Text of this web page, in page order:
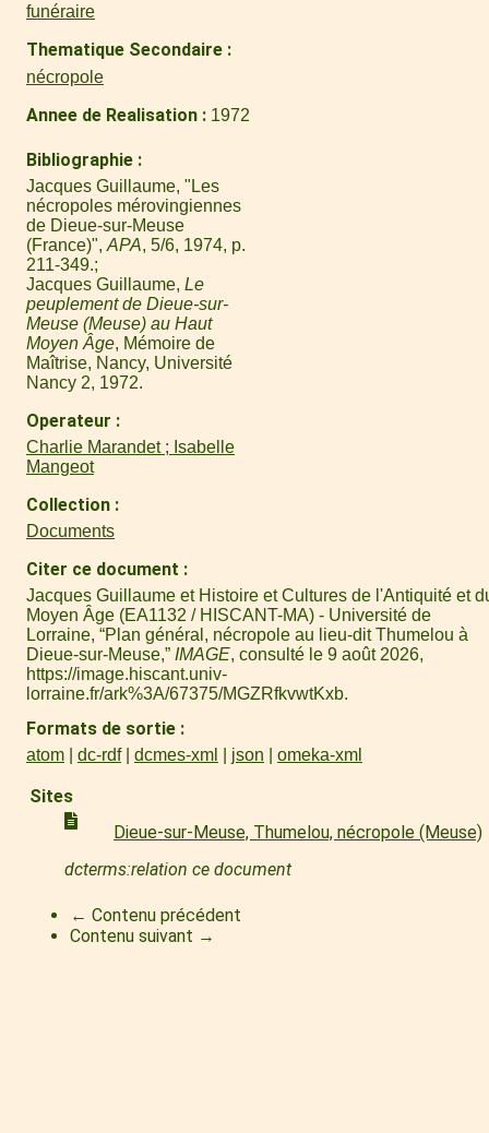
funéraire
Thematique Secondaire
nécropole
Annee de Realisation 1972
Bibliographie
Jacques Guillaume, "Les
nécropoles mérovingiennes
de Dieue-sur-Meuse
(France)", APA, 5/6, 1974, p.
211-349.
Jacques Guillaume, Le
peuplement de Dieue-sur-
Meuse (Meuse) au Haut
Moyen Âge, Mémoire de
Maîtrise, Nancy, Université
Nancy 2, 1972.
Operateur
Charlie Marandet ; Isabelle
Mangeot
Collection
Documents
Citer ce document
Jacques Guillaume et Histoire et Cultures de l'Antiquité et
Moyen Âge (EA1132 / HISCANT-MA) - Université de
Lorraine, “Plan général, nécropole au lieu-dit Thumelou à
Dieue-sur-Meuse,” IMAGE, consulté le 9 août 2026,
https://image.hiscant.univ-
lorraine.fr/ark%3A/67375/MGZRfkvwtKxb.
Formats de sortie
atom dc-rdf dcmes-xml json omeka-xml
Sites
Dieue-sur-Meuse, Thumelou, nécropole (Meuse)
dcterms:relation ce document
← Contenu précédent
Contenu suivant →